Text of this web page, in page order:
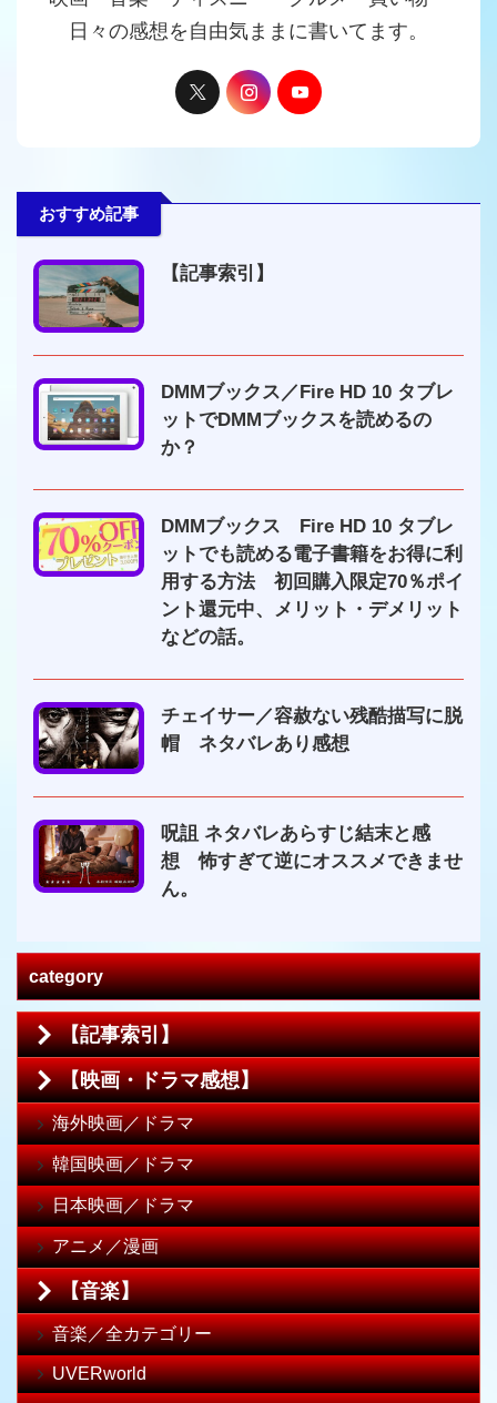
日々の感想を自由気ままに書いてます。
おすすめ記事
【記事索引】
DMMブックス／Fire HD 10 タブレ
ットでDMMブックスを読めるの
か？
DMMブックス Fire HD 10 タブレ
ットでも読める電子書籍をお得に利
用する方法 初回購入限定70％ポイ
ント還元中、メリット・デメリット
などの話。
チェイサー／容赦ない残酷描写に脱
帽 ネタバレあり感想
呪詛 ネタバレあらすじ結末と感
想 怖すぎて逆にオススメできませ
ん。
category
【記事索引】
【映画・ドラマ感想】
海外映画／ドラマ
韓国映画／ドラマ
日本映画／ドラマ
アニメ／漫画
【音楽】
音楽／全カテゴリー
UVERworld